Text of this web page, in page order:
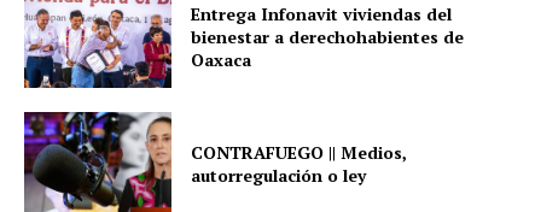
Entrega Infonavit viviendas del
bienestar a derechohabientes de
Oaxaca
CONTRAFUEGO || Medios,
autorregulación o ley